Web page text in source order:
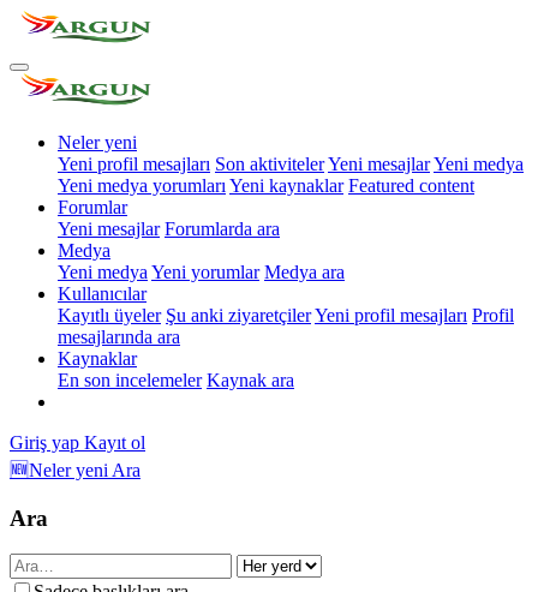
Neler yeni
Yeni profil mesajları Son aktivitelerYeni mesajlarYeni medya
Yeni medya yorumları Yeni kaynaklar Featured content
Forumlar
Yeni mesajlar Forumlarda ara
Medya
Yeni medya Yeni yorumlar Medya ara
Kullanıcılar
Kayıtlı üyeler Şu anki ziyaretçilerYeni profil mesajları Profil
mesajlarında ara
Kaynaklar
En son incelemeler Kaynak ara
Giriş yap Kayıt ol
🆕Neler yeni Ara
Ara